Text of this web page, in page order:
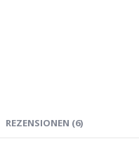
REZENSIONEN (6)